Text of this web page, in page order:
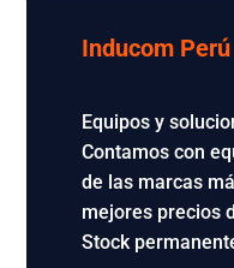
Inducom Perú
Equipos y
Contamos con
de las marcas
mejores precios
Stock